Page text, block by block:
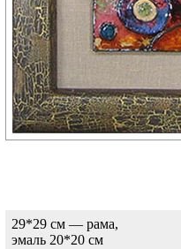
29*29 см — рама,
эмаль 20*20 см